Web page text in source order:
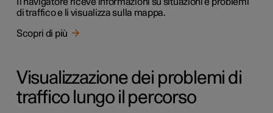
di traffico e li visualizza sulla mappa.
Scopri di più
Visualizzazione dei problemi di
traffico lungo il percorso